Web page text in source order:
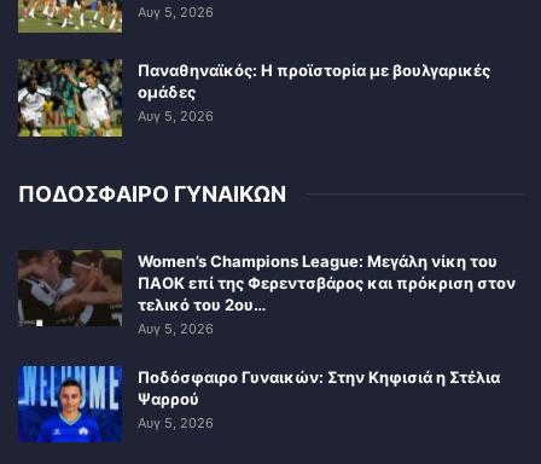
Αυγ 5, 2026
Παναθηναϊκός: Η προϊστορία με βουλγαρικές
ομάδες
Αυγ 5, 2026
ΠΟΔΟΣΦΑΙΡΟ ΓΥΝΑΙΚΩΝ
Women’s Champions League: Μεγάλη νίκη του
ΠΑΟΚ επί της Φερεντσβάρος και πρόκριση στον
τελικό του 2ου…
Αυγ 5, 2026
Ποδόσφαιρο Γυναικών: Στην Κηφισιά η Στέλια
Ψαρρού
Αυγ 5, 2026